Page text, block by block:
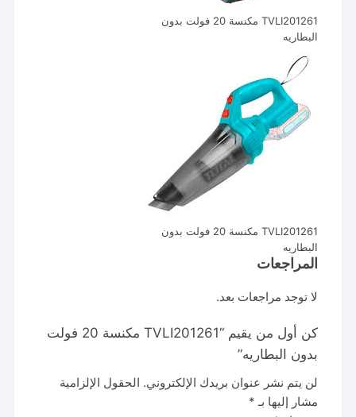
TVLI201261 مكنسة 20 فولت بدون
البطاريه
TVLI201261 مكنسة 20 فولت بدون
البطاريه
المراجعات
لا توجد مراجعات بعد.
كن أول من يقيم “TVLI201261 مكنسة 20 فولت
بدون البطاريه”
لن يتم نشر عنوان بريدك الإلكتروني. الحقول الإلزامية
مشار إليها بـ *